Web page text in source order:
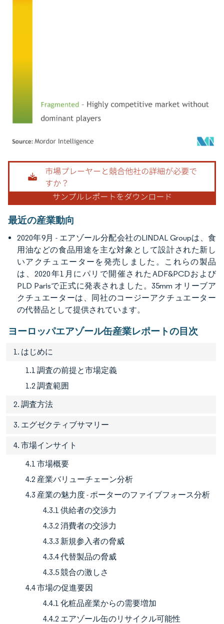
画像 © Mordor Intelligence。再利用にはCC BY 4.0の表示が必要です。
最近の産業動向
2020年9月 - エアゾール分配会社のLINDAL Groupは、食
用油などの食品用途を主な対象として設計された新し
いアクチュエーターを発売しました。これらの製品
は、2020年1月にパリで開催されたADF&PCDおよび
PLD Parisで正式に発表されました。35mm オリーブア
クチュエーターは、同社のコージーアクチュエーター
の代替品として提供されています。
ヨーロッパエアゾール缶産業レポートの目次
1. はじめに
1.1 調査の前提と市場定義
1.2 調査範囲
2. 調査方法
3. エグゼクティブサマリー
4. 市場インサイト
4.1 市場概要
4.2 産業バリューチェーン分析
4.3 産業の魅力度 - ポーターのファイブフォース分析
4.3.1 供給者の交渉力
4.3.2 消費者の交渉力
4.3.3 新規参入者の脅威
4.3.4 代替製品の脅威
4.3.5 競合の激しさ
4.4 市場の促進要因
4.4.1 化粧品産業からの需要増加
4.4.2 エアゾール缶のリサイクル可能性